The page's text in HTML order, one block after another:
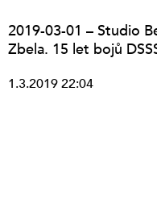
2019-03-01 – Studio
Zbela. 15 let bojů
1.3.2019 22:04